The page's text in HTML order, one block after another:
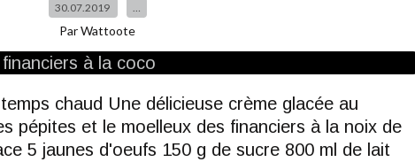
30.07.2019 …
Par Wattoote
chaud Une délicieuse crème glacée au
pépites et le moelleux des financiers à la noix de
5 jaunes d'oeufs 150 g de sucre 800 ml de lait